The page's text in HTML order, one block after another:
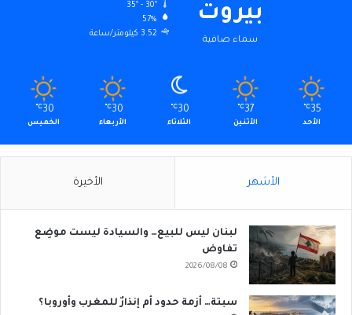
بيروت
سماء صافية
35º - 30º
57%
3.52 كيلومتر/ساعة
35
℃
الأحد
37
℃
الأثنين
30
℃
الثلاثاء
30
℃
الأربعاء
30
℃
الخميس
الأشهر الأخيرة
لبنان ليس للبيع… والسيادة ليست موضِع
تفاوض
2026/08/08
سبتة… أزمة حدود أم إنذارٌ للمغرب وأوروبا؟